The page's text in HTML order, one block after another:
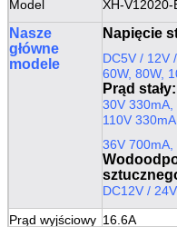
Model
XH-V12020-
Nasze
główne
modele
Napięcie
DC5V / 12V
60W, 80W,
Prąd stały:
30V 330mA,
110V
36V 700mA,
DC12V /
Prąd wyjściowy 16.6A